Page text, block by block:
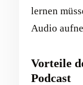
lernen
Audio
Vorteile
Podcast